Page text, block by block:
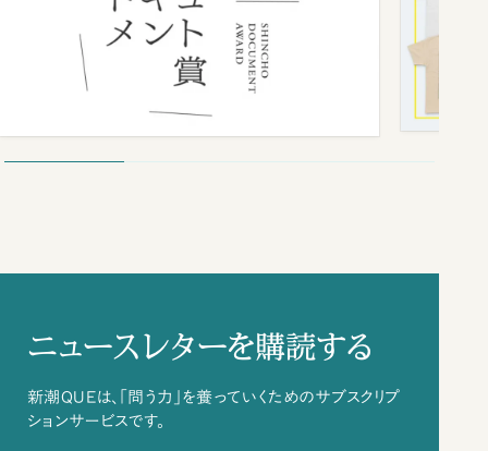
ニュースレターを購読する
新潮QUEは、「問う力」を養っていくためのサブスクリプ
ションサービスです。